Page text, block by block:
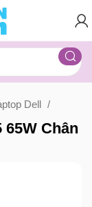
Dell
Chân